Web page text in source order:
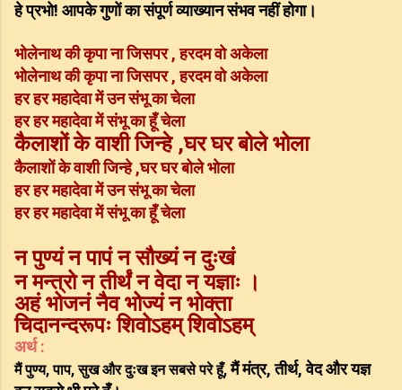
हे प्रभो! आपके गुणों का संपूर्ण व्याख्यान संभव नहीं होगा।
भोलेनाथ की कृपा ना जिसपर , हरदम वो अकेला
भोलेनाथ की कृपा ना जिसपर , हरदम वो अकेला
हर हर महादेवा में उन संभू का चेला
हर हर महादेवा में संभू का हूँ चेला
कैलाशों के वाशी जिन्हे ,घर घर बोले भोला
कैलाशों के वाशी जिन्हे ,घर घर बोले भोला
हर हर महादेवा में उन संभू का चेला
हर हर महादेवा में संभू का हूँ चेला
न पुण्यं न पापं न सौख्यं न दुःखं
न मन्त्रो न तीर्थं न वेदा न यज्ञाः ।
अहं भोजनं नैव भोज्यं न भोक्ता
चिदानन्दरूपः शिवोऽहम् शिवोऽहम्
अर्थ :
मैं पुण्य, पाप, सुख और दुःख इन सबसे परे हूँ,मैं मंत्र, तीर्थ, वेद और यज्ञ